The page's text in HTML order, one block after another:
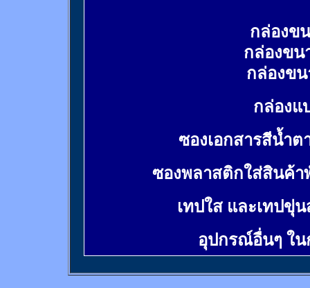
กล่องข
กล่องขน
กล่องข
กล่องแ
ซองเอกสารสีน้ำต
ซองพลาสติกใส่สินค้า
เทปใส และเทปขุ่
อุปกรณ์อื่นๆ ใ